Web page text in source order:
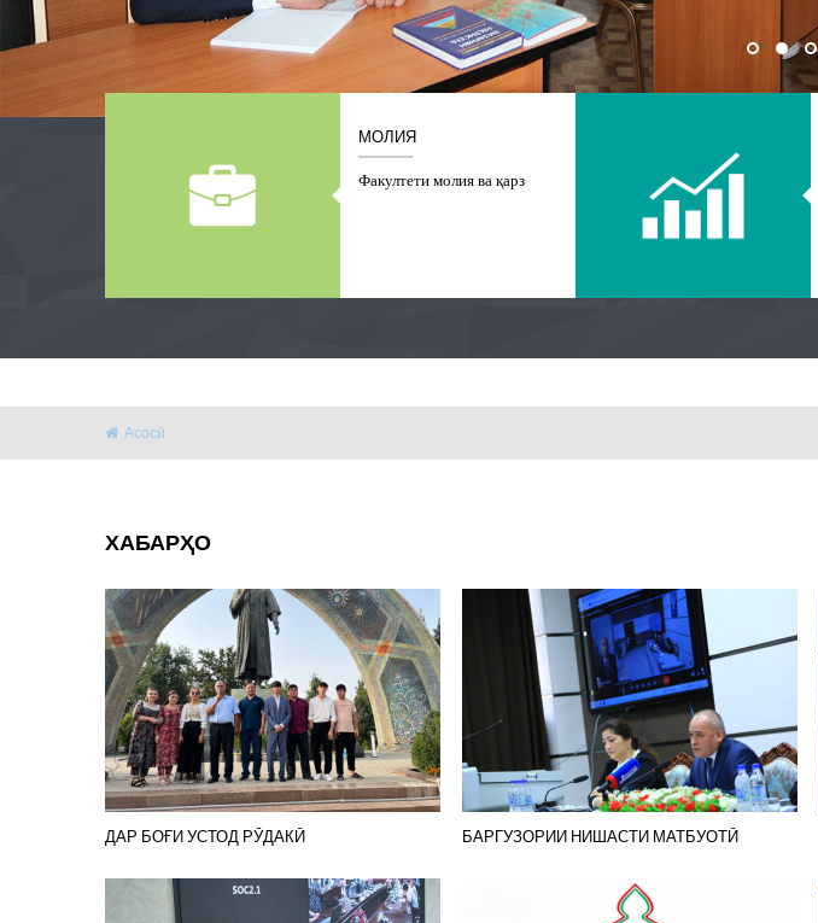
3 4 5
МОЛИЯ
Факултети молия ва қарз
Асосӣ
ХАБАРҲО
ДАР БОҒИ УСТОД РӮДАКӢ БАРГУЗОРИИ НИШАСТИ МАТБУОТӢ